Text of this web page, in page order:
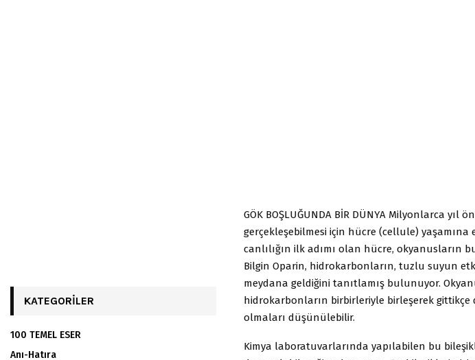
GÖK BOŞLUĞUNDA BİR DÜNYA Milyonlarca yıl
gerçekleşebilmesi için hücre (cellule) yaşamına
canlılığın ilk adımı olan hücre, okyanusların
Bilgin Oparin, hidrokarbonların, tuzlu suyun
meydana geldiğini tanıtlamış bulunuyor.
hidrokarbonların birbirleriyle birleşerek gittikçe
olmaları düşünülebilir.
Kimya laboratuvarlarında yapılabilen bu
KATEGORILER
100 TEMEL ESER
Anı-Hatıra